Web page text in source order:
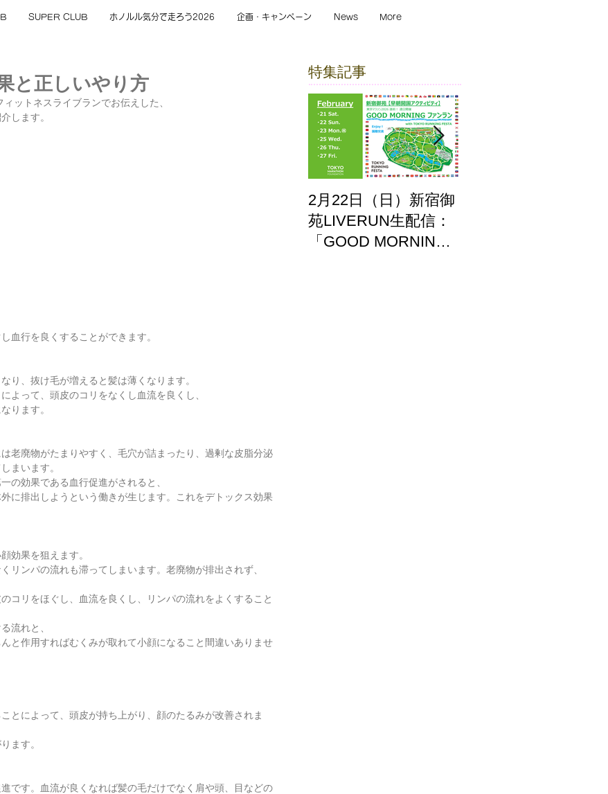
SUPER CLUB ホノルル気分で走ろう2026 企画・キャンペーン News More
と正しいやり方
ットネスライブランでお伝えした、
します。
血行を良くすることができます。
り、抜け毛が増えると髪は薄くなります。
よって、頭皮のコリをなくし血流を良くし、
ります。
老廃物がたまりやすく、毛穴が詰まったり、過剰な皮脂分泌
まいます。
の効果である血行促進がされると、
に排出しようという働きが生じます。これをデトックス効果
効果を狙えます。
リンパの流れも滞ってしまいます。老廃物が排出されず、
コリをほぐし、血流を良くし、リンパの流れをよくすること
流れと、
と作用すればむくみが取れて小顔になること間違いありませ
とによって、頭皮が持ち上がり、顔のたるみが改善されま
ます。
です。血流が良くなれば髪の毛だけでなく肩や頭、目などの
特集記事
2月22日（日）新宿御
苑LIVERUN生配信：
「GOOD MORNING